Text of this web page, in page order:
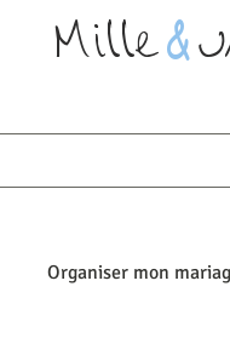
Mille&
Organiser mon